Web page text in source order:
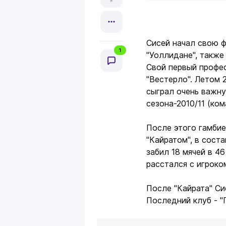
1
Сисей начал свою
"Уоллидане",
Свой первый
"Вестерло". Летом
сыграл очень
сезона-2010/11
После этого
"Кайратом", в
забил 18 мячей в
расстался с
После "Кайрата"
Последний клуб -